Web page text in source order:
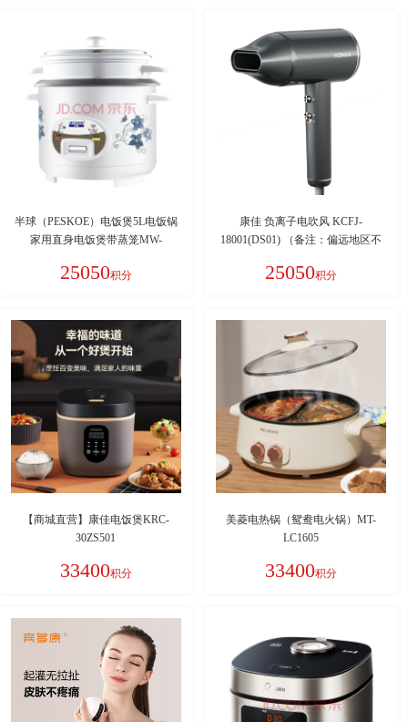
半球（PESKOE）电饭煲5L电饭锅
家用直身电饭煲带蒸笼MW-
25050积分
康佳 负离子电吹风 KCFJ-
18001(DS01) （备注：偏远地区不
甘肃、内蒙古、海南）
25050积分
【商城直营】康佳电饭煲KRC-
30ZS501
33400积分
美菱电热锅（鸳鸯电火锅）MT-
LC1605
33400积分